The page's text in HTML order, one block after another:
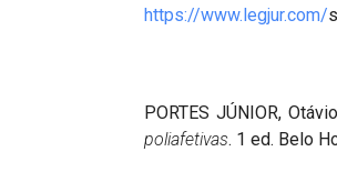
https://www.legjur.com/s
PORTES JÚNIOR,
poliafetivas. 1 ed. Belo